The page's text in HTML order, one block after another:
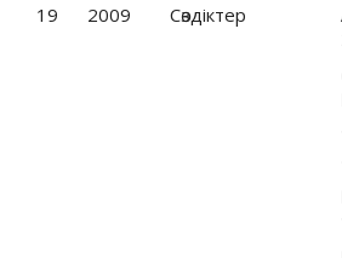
19 2009 Cөздіктер